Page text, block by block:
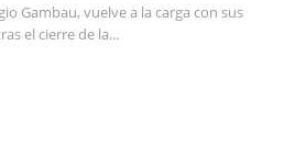
Gambau, vuelve a la carga con sus
el cierre de la...